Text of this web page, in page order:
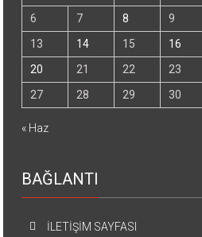
6
7 8 9
13
14 15 16
20
21 22 23
27
28 29 30
« Haz
BAĞLANTI
İLETİŞİM SAYFASI